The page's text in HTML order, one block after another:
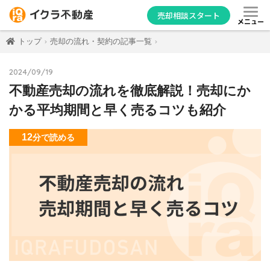
売却相談スタート
メニュー
トップ 売却の流れ・契約の記事一覧
2024/09/19
不動産売却の流れを徹底解説！売却にか
かる平均期間と早く売るコツも紹介
12分で読める